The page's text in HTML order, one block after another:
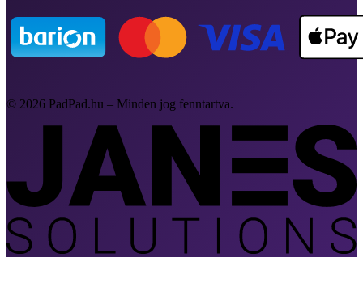
© 2026 PadPad.hu – Minden jog fenntartva.